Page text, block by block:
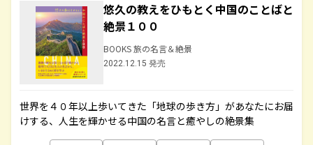
悠久の教えをひもとく中国のことばと
絶景１００
BOOKS 旅の名言＆絶景
2022.12.15 発売
世界を４０年以上歩いてきた「地球の歩き方」があなたにお届
けする、人生を輝かせる中国の名言と癒やしの絶景集